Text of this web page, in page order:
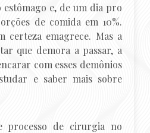
e, de um dia pro
de comida em 10%.
certeza emagrece. Mas a
que demora a passar, a
com esses demônios
e saber mais sobre
processo de cirurgia no